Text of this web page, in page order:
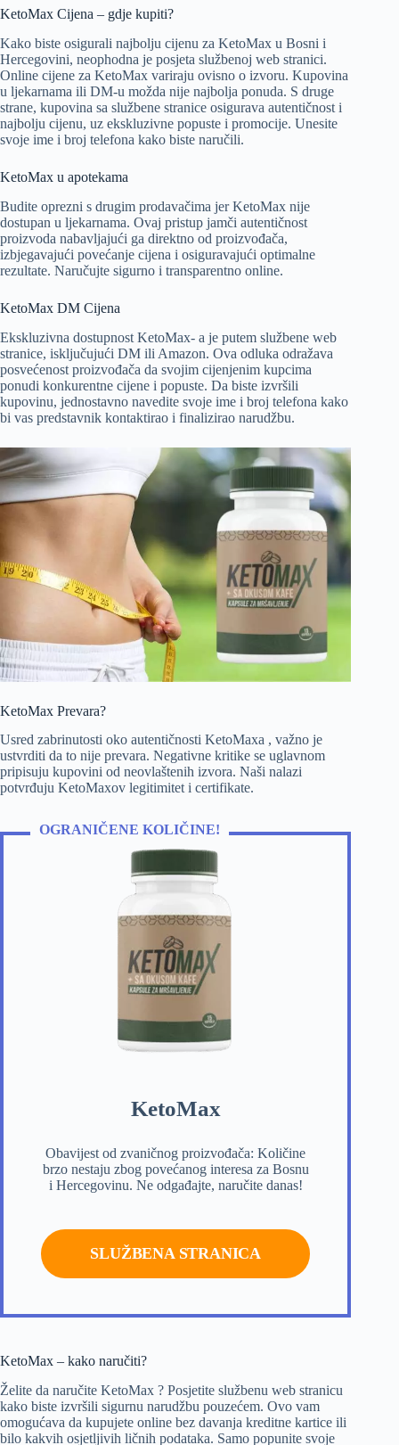
KetoMax Cijena – gdje kupiti?
Kako biste osigurali najbolju cijenu za KetoMax u Bosni i
Hercegovini, neophodna je posjeta službenoj web stranici.
Online cijene za KetoMax variraju ovisno o izvoru. Kupovina
u ljekarnama ili DM-u možda nije najbolja ponuda. S druge
strane, kupovina sa službene stranice osigurava autentičnost i
najbolju cijenu, uz ekskluzivne popuste i promocije. Unesite
svoje ime i broj telefona kako biste naručili.
KetoMax u apotekama
Budite oprezni s drugim prodavačima jer KetoMax nije
dostupan u ljekarnama. Ovaj pristup jamči autentičnost
proizvoda nabavljajući ga direktno od proizvođača,
izbjegavajući povećanje cijena i osiguravajući optimalne
rezultate. Naručujte sigurno i transparentno online.
KetoMax DM Cijena
Ekskluzivna dostupnost KetoMax- a je putem službene web
stranice, isključujući DM ili Amazon. Ova odluka odražava
posvećenost proizvođača da svojim cijenjenim kupcima
ponudi konkurentne cijene i popuste. Da biste izvršili
kupovinu, jednostavno navedite svoje ime i broj telefona kako
bi vas predstavnik kontaktirao i finalizirao narudžbu.
KetoMax Prevara?
Usred zabrinutosti oko autentičnosti KetoMaxa , važno je
ustvrditi da to nije prevara. Negativne kritike se uglavnom
pripisuju kupovini od neovlaštenih izvora. Naši nalazi
potvrđuju KetoMaxov legitimitet i certifikate.
OGRANIČENE KOLIČINE!
KetoMax
Obavijest od zvaničnog proizvođača: Količine
brzo nestaju zbog povećanog interesa za Bosnu
i Hercegovinu. Ne odgađajte, naručite danas!
SLUŽBENA STRANICA
KetoMax – kako naručiti?
Želite da naručite KetoMax ? Posjetite službenu web stranicu
kako biste izvršili sigurnu narudžbu pouzećem. Ovo vam
omogućava da kupujete online bez davanja kreditne kartice ili
bilo kakvih osjetljivih ličnih podataka. Samo popunite svoje